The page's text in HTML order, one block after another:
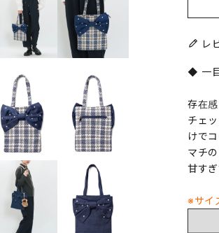
レ
◆ 一
存在
チェ
けで
マチ
甘す
※サイ